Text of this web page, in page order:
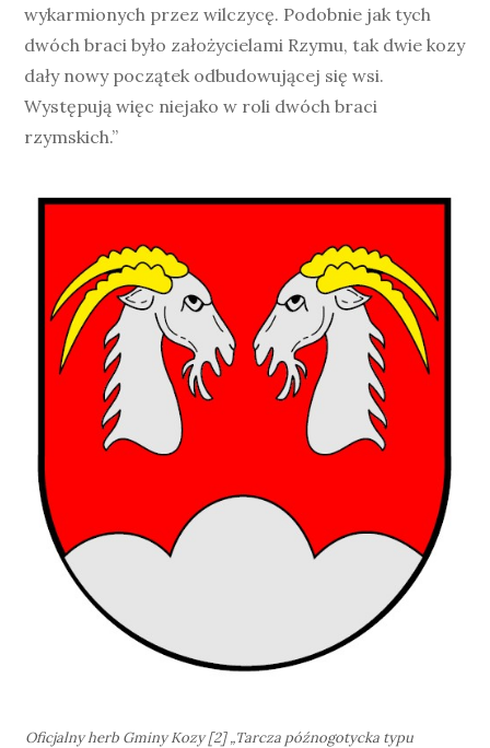
wykarmionych przez wilczycę. Podobnie jak tych
dwóch braci było założycielami Rzymu, tak dwie kozy
dały nowy początek odbudowującej się wsi.
Występują więc niejako w roli dwóch braci
rzymskich.”
Oficjalny herb Gminy Kozy [2] „Tarcza późnogotycka typu